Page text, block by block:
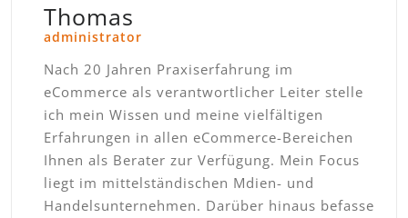
Thomas
administrator
Nach 20 Jahren Praxiserfahrung im
eCommerce als verantwortlicher Leiter stelle
ich mein Wissen und meine vielfältigen
Erfahrungen in allen eCommerce-Bereichen
Ihnen als Berater zur Verfügung. Mein Focus
liegt im mittelständischen Mdien- und
Handelsunternehmen. Darüber hinaus befasse